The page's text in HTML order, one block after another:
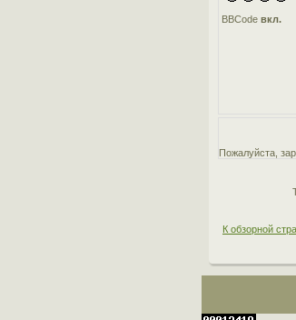
BBCodeвкл.
Пожалуйста,
К обзорной